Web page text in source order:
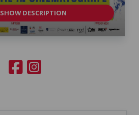
SHOW DESCRIPTION